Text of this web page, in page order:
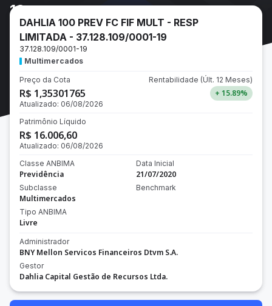
19
DAHLIA 100 PREV FC FIF MULT - RESP
LIMITADA - 37.128.109/0001-19
37.128.109/0001-19
Multimercados
Preço da Cota
R$ 1,35301765
Atualizado: 06/08/2026
Rentabilidade (Últ. 12 Meses)
+ 15.89%
Patrimônio Líquido
R$ 16.006,60
Atualizado: 06/08/2026
Classe ANBIMA
Previdência
Subclasse
Multimercados
Tipo ANBIMA
Livre
Data Inicial
21/07/2020
Benchmark
Administrador
BNY Mellon Servicos Financeiros Dtvm S.A.
Gestor
Dahlia Capital Gestão de Recursos Ltda.